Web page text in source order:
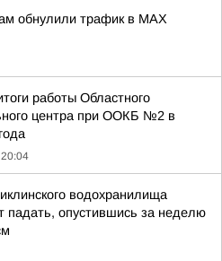
обнулили трафик в MAX
работы Областного
центра при ООКБ №2 в
водохранилища
падать, опустившись за неделю